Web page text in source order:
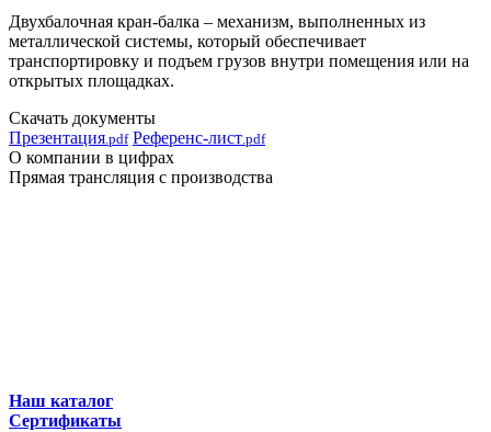
Двухбалочная кран-балка – механизм, выполненных из
металлической системы, который обеспечивает
транспортировку и подъем грузов внутри помещения или на
открытых площадках.
Скачать документы
Презентация.pdf Референс-лист.pdf
О компании в цифрах
Прямая трансляция с производства
Наш каталог
Сертификаты